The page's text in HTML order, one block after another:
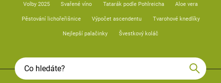
Volby 2025 Svařené víno Tatarák podle Pohlreicha Aloe vera
Pěstování lichořeřišnice Výpočet ascendentu Tvarohové knedlíky
Nejlepší palačinky Švestkový koláč